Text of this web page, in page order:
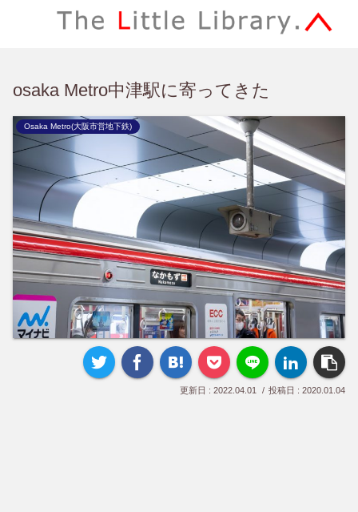
osaka Metro中津駅に寄ってきた
Osaka Metro(大阪市営地下鉄)
2022.04.01 2020.01.04